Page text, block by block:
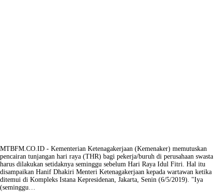
MTBFM.CO.ID - Kementerian Ketenagakerjaan (Kemenaker) memutuskan
pencairan tunjangan hari raya (THR) bagi pekerja/buruh di perusahaan swasta
harus dilakukan setidaknya seminggu sebelum Hari Raya Idul Fitri. Hal itu
disampaikan Hanif Dhakiri Menteri Ketenagakerjaan kepada wartawan ketika
ditemui di Kompleks Istana Kepresidenan, Jakarta, Senin (6/5/2019). "Iya
(seminggu…